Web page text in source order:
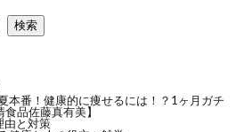
検索
本番！健康的に痩せるには！？1ヶ月ガチ
品佐藤真有美】
由と対策